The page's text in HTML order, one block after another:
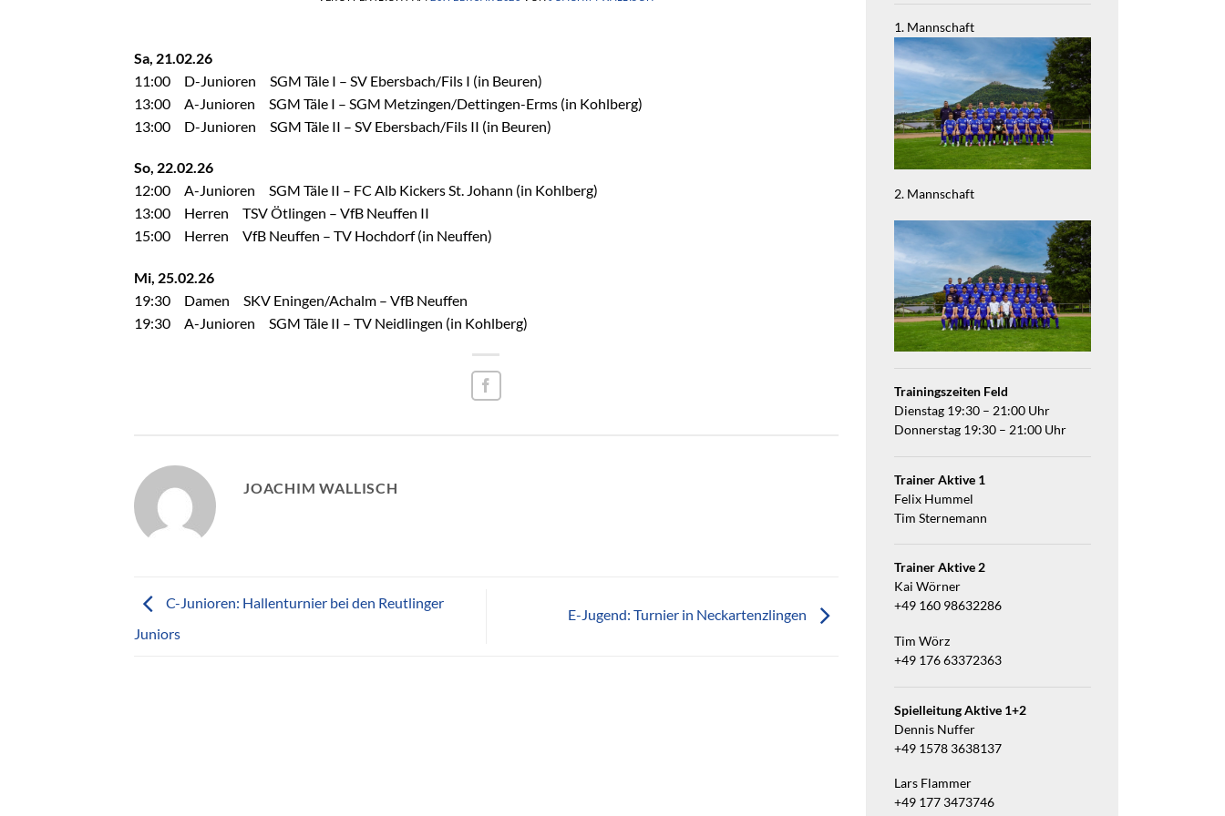
Sa, 21.02.26
11:00 D-Junioren SGM Täle I – SV Ebersbach/Fils I (in Beuren)
13:00 A-Junioren SGM Täle I – SGM Metzingen/Dettingen-Erms (in Kohlberg)
13:00 D-Junioren SGM Täle II – SV Ebersbach/Fils II (in Beuren)
So, 22.02.26
12:00 A-Junioren SGM Täle II – FC Alb Kickers St. Johann (in Kohlberg)
13:00 Herren TSV Ötlingen – VfB Neuffen II
15:00 Herren VfB Neuffen – TV Hochdorf (in Neuffen)
Mi, 25.02.26
19:30 Damen SKV Eningen/Achalm – VfB Neuffen
19:30 A-Junioren SGM Täle II – TV Neidlingen (in Kohlberg)
JOACHIM WALLISCH
C-Junioren: Hallenturnier bei den Reutlinger
Juniors
E-Jugend: Turnier in Neckartenzlingen
1. Mannschaft
2. Mannschaft
Trainingszeiten Feld
Dienstag 19:30 – 21:00 Uhr
Donnerstag 19:30 – 21:00 Uhr
Trainer Aktive 1
Felix Hummel
Tim Sternemann
Trainer Aktive 2
Kai Wörner
+49 160 98632286
Tim Wörz
+49 176 63372363
Spielleitung Aktive 1+2
Dennis Nuffer
+49 1578 3638137
Lars Flammer
+49 177 3473746